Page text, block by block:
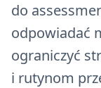
do
odpowiadać
ograniczyć
i rutynom